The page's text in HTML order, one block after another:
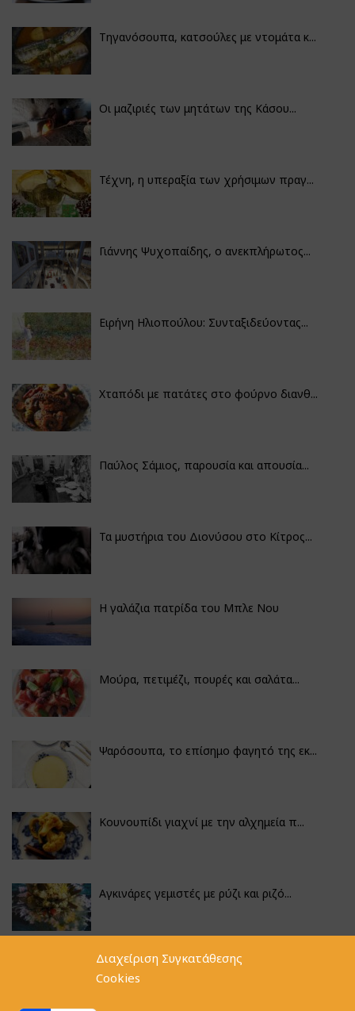
Διαχείριση Συγκατάθεσης
Cookies
Τηγανόσουπα, κατσούλες με ντομάτα κ...
Οι μαζιριές των μητάτων της Κάσου...
Τέχνη, η υπεραξία των χρήσιμων πραγ...
Γιάννης Ψυχοπαίδης, ο ανεκπλήρωτος...
Ειρήνη Ηλιοπούλου: Συνταξιδεύοντας...
Χταπόδι με πατάτες στο φούρνο διανθ...
Παύλος Σάμιος, παρουσία και απουσία...
Τα μυστήρια του Διονύσου στο Κίτρος...
Η γαλάζια πατρίδα του Μπλε Νου
Μούρα, πετιμέζι, πουρές και σαλάτα...
Ψαρόσουπα, το επίσημο φαγητό της εκ...
Κουνουπίδι γιαχνί με την αλχημεία π...
Αγκινάρες γεμιστές με ρύζι και ριζό...
Φακές με κοφτό μακαρονάκι και ξιδάτ...